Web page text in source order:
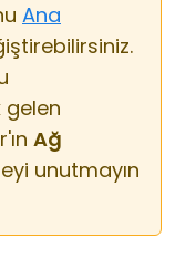
Ana
gelen
Ağ
unutmayın